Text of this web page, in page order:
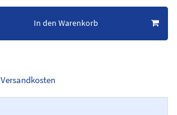
In den Warenkorb
Versandkosten